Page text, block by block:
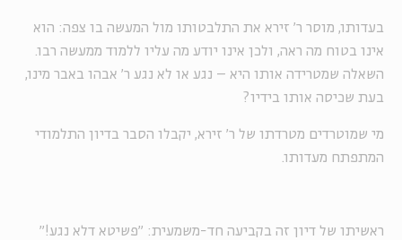
בעדותו, מוסר ר' זירא את התלבטותו מול המעשה בו צפה: הוא
אינו בטוח מה ראה, ולכן אינו יודע מה עליו ללמוד ממעשה רבו.
השאלה שמטרידה אותו היא – נגע או לא נגע ר' אבהו באבר מינו,
בעת שכיסה אותו בידיו?
מי שמוטרדים מטרדתו של ר' זירא, יקבלו הסבר בדיון התלמודי
המתפתח מעדותו.
ראשיתו של דיון זה בקביעה חד-משמעית: "פשיטא דלא נגע!"